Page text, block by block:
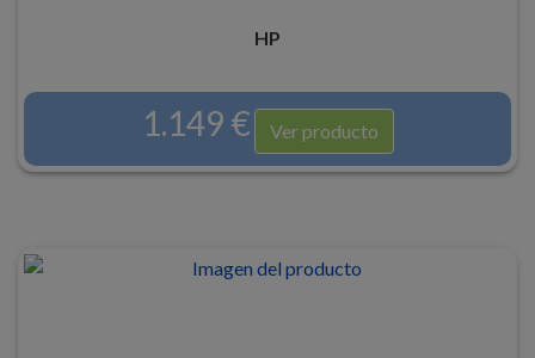
HP
1.149 € Ver producto